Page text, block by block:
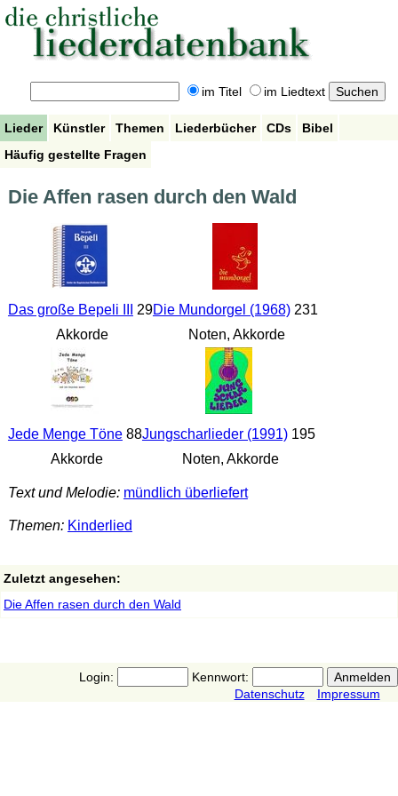
im Titel im Liedtext
Lieder Künstler Themen Liederbücher CDs
Bibel
Häufig gestellte Fragen
Die Affen rasen durch den Wald
Das große Bepeli III
29
Akkorde
Die Mundorgel (1968)231
Noten, Akkorde
Jede Menge Töne88
Akkorde
Jungscharlieder (1991)195
Noten, Akkorde
Text und Melodie: mündlich überliefert
Themen: Kinderlied
Zuletzt angesehen:
Die Affen rasen durch den Wald
Login:
Kennwort:
Datenschutz
Impressum